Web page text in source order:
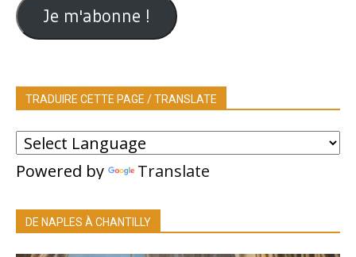
Je m'abonne !
TRADUIRE CETTE PAGE / TRANSLATE
Powered by Translate
DE NAPLES À CHANTILLY